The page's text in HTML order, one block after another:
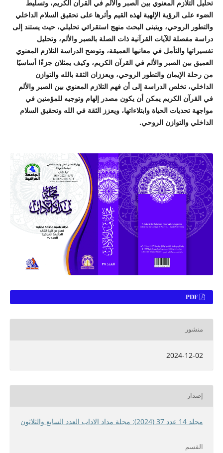
تحليل التلازم المعنوي بين الصبر والألم في القرآن الكريم، وتسليط
الضوء على الرؤية الإلهية لهذه القيم وأثرها على تحقيق السلام الداخلي
والتطور الروحي، ويتبنى البحث منهج استقرائي تحليلي، حيث يستند إلى
دراسة مفصلة للآيات القرآنية ذات الصلة بالصبر والألم، وتحليل
تفسيراتها والتأمل في معانيها العميقة، وتوضح الدراسة التلازم المعنوي
العميق بين الصبر والألم في القرآن الكريم، وكيف يمثلان جزءًا أساسيًا
من رحلة الإيمان والتطور الروحي، ويعززان الثقة بالله والتوازن
الداخلي، تخلص الدراسة إلى أن فهم التلازم المعنوي بين الصبر والألم
في القرآن الكريم يمكن أن يكون مصدر إلهام وتوجيه للمؤمنين في
مواجهة تحديات الحياة وابتلاءاتها، ويعزز الثقة في الله وتحقيق السلام
الداخلي والتوازن الروحي.
PDF
منشور
2024-12-02
إصدار
مجلد 14 عدد 37 (2024): مجلة مداد الاداب العدد السابع والثلاثون
القسم